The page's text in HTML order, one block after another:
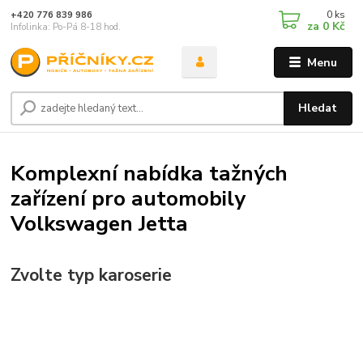
Menu
Hledat
+420 776 839 986
Infolinka: Po-Pá 8-18 hod.
0 ks
za 0 Kč
Komplexní nabídka tažných
zařízení pro automobily
Volkswagen Jetta
Zvolte typ karoserie